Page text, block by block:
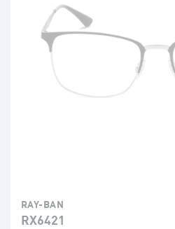
RAY-BAN
RX6421